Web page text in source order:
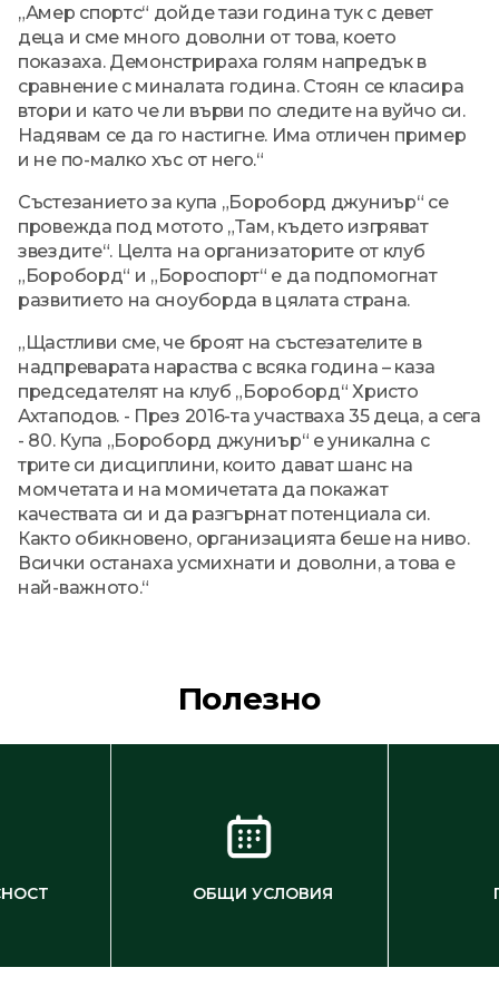
„Амер спортс“ дойде тази година тук с девет
деца и сме много доволни от това, което
показаха. Демонстрираха голям напредък в
сравнение с миналата година. Стоян се класира
втори и като че ли върви по следите на вуйчо си.
Надявам се да го настигне. Има отличен пример
и не по-малко хъс от него.“
Състезанието за купа „Бороборд джуниър“ се
провежда под мотото „Там, където изгряват
звездите“. Целта на организаторите от клуб
„Бороборд“ и „Бороспорт“ е да подпомогнат
развитието на сноуборда в цялата страна.
„Щастливи сме, че броят на състезателите в
надпреварата нараства с всяка година – каза
председателят на клуб „Бороборд“ Христо
Ахтаподов. - През 2016-та участваха 35 деца, а сега
- 80. Купа „Бороборд джуниър“ е уникална с
трите си дисциплини, които дават шанс на
момчетата и на момичетата да покажат
качествата си и да разгърнат потенциала си.
Както обикновено, организацията беше на ниво.
Всички останаха усмихнати и доволни, а това е
най-важното.“
Полезно
ОБЩИ УСЛОВИЯ